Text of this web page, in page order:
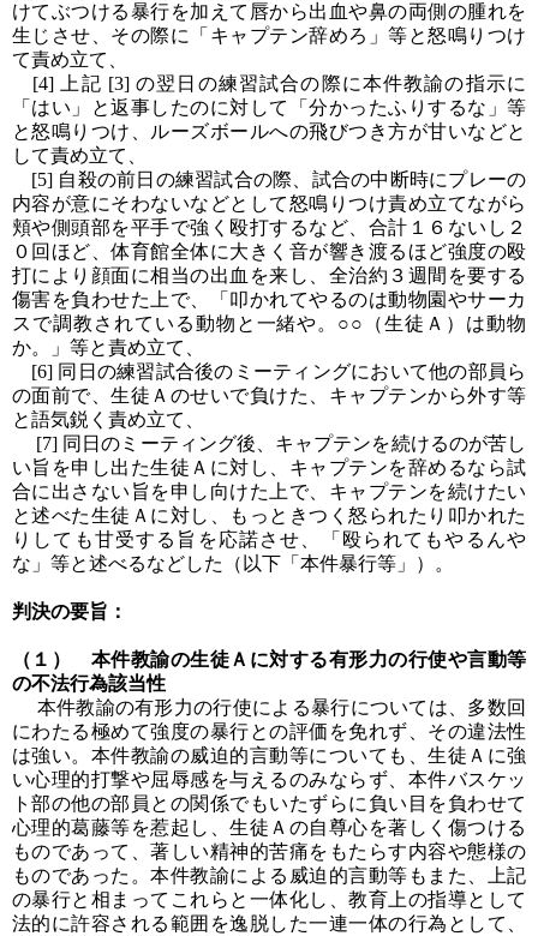
けてぶつける暴行を加えて唇から出血や鼻の両側の腫れを
生じさせ、その際に「キャプテン辞めろ」等と怒鳴りつけ
て責め立て、
[4] 上記 [3] の翌日の練習試合の際に本件教諭の指示に
「はい」と返事したのに対して「分かったふりするな」等
と怒鳴りつけ、ルーズボールへの飛びつき方が甘いなどと
して責め立て、
[5] 自殺の前日の練習試合の際、試合の中断時にプレーの
内容が意にそわないなどとして怒鳴りつけ責め立てながら
頬や側頭部を平手で強く殴打するなど、合計１６ないし２
０回ほど、体育館全体に大きく音が響き渡るほど強度の殴
打により顔面に相当の出血を来し、全治約３週間を要する
傷害を負わせた上で、「叩かれてやるのは動物園やサーカ
スで調教されている動物と一緒や。○○（生徒Ａ）は動物
か。」等と責め立て、
[6] 同日の練習試合後のミーティングにおいて他の部員ら
の面前で、生徒Ａのせいで負けた、キャプテンから外す等
と語気鋭く責め立て、
[7] 同日のミーティング後、キャプテンを続けるのが苦し
い旨を申し出た生徒Ａに対し、キャプテンを辞めるなら試
合に出さない旨を申し向けた上で、キャプテンを続けたい
と述べた生徒Ａに対し、もっときつく怒られたり叩かれた
りしても甘受する旨を応諾させ、「殴られてもやるんや
な」等と述べるなどした（以下「本件暴行等」）。
判決の要旨：
（１） 本件教諭の生徒Ａに対する有形力の行使や言動等
の不法行為該当性
本件教諭の有形力の行使による暴行については、多数回
にわたる極めて強度の暴行との評価を免れず、その違法性
は強い。本件教諭の威迫的言動等についても、生徒Ａに強
い心理的打撃や屈辱感を与えるのみならず、本件バスケッ
ト部の他の部員との関係でもいたずらに負い目を負わせて
心理的葛藤等を惹起し、生徒Ａの自尊心を著しく傷つける
ものであって、著しい精神的苦痛をもたらす内容や態様の
ものであった。本件教諭による威迫的言動等もまた、上記
の暴行と相まってこれらと一体化し、教育上の指導として
法的に許容される範囲を逸脱した一連一体の行為として、